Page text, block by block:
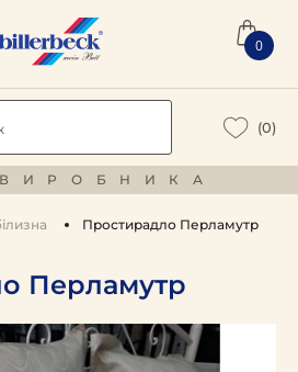
0
(0)
Простирадло Перламутр
Перламутр